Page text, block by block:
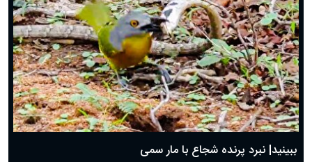
ببینید| نبرد پرنده شجاع با مار سمی